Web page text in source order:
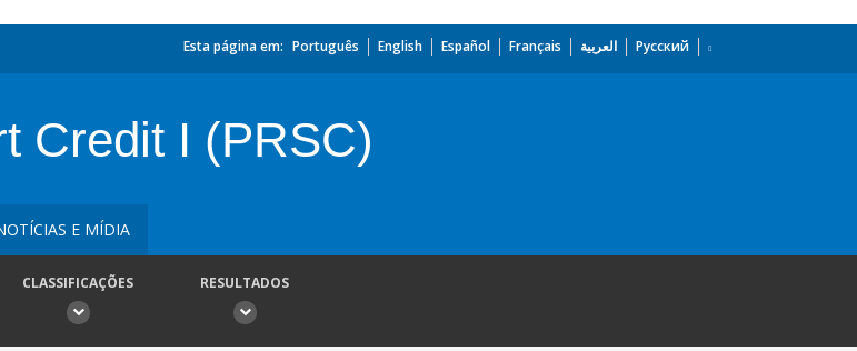
Esta página em: Português English Español Français العربية Русский
Credit I (PRSC)
E MÍDIA
CLASSIFICAÇÕES RESULTADOS